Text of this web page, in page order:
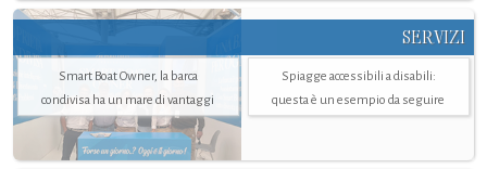
SERVIZI
Smart Boat Owner, la barca
condivisa ha un mare di vantaggi
Spiagge accessibili a disabili:
questa è un esempio da seguire